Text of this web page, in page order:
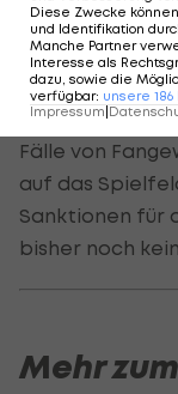
21. November.
von einer
worden und zu
häufen sich in
Fälle von
auf das
Sanktionen für
bisher noch
Mehr
Diese Zwecke
und Identifikation
Manche Partner
Interesse als
dazu, sowie die
verfügbar: unsere 186
Impressum